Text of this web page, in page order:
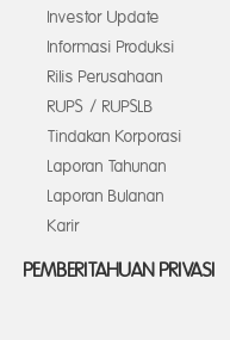
Investor Update
Informasi Produksi
Rilis Perusahaan
RUPS / RUPSLB
Tindakan Korporasi
Laporan Tahunan
Laporan Bulanan
Karir
PEMBERITAHUAN PRIVASI